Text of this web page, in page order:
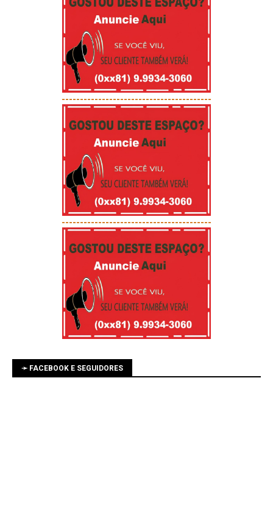
-----------------------------------------
-----------------------------------------
➛ FACEBOOK E SEGUIDORES